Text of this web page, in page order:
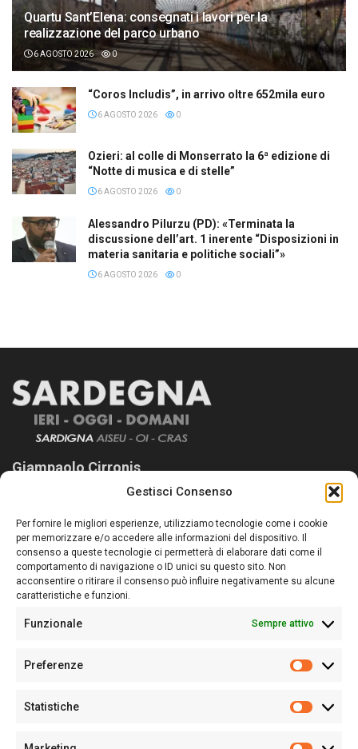
Gestisci Consenso
Per fornire le migliori esperienze, utilizziamo tecnologie come i cookie
per memorizzare e/o accedere alle informazioni del dispositivo. Il
consenso a queste tecnologie ci permetterà di elaborare dati come il
comportamento di navigazione o ID unici su questo sito. Non
acconsentire o ritirare il consenso può influire negativamente su alcune
caratteristiche e funzioni.
Funzionale Sempre attivo
Preferenze
Statistiche
Quartu Sant’Elena: consegnati i lavori per la
realizzazione del parco urbano
6 AGOSTO 2026 0
“Coros Includis”, in arrivo oltre 652mila euro
6 AGOSTO 2026 0
Ozieri: al colle di Monserrato la 6ª edizione di
“Notte di musica e di stelle”
6 AGOSTO 2026 0
Alessandro Pilurzu (PD): «Terminata la
discussione dell’art. 1 inerente “Disposizioni in
materia sanitaria e politiche sociali”»
6 AGOSTO 2026 0
Giampaolo Cirronis
Sardegna Ieri-Oggi-Domani nasce per informare “liberamente” i
lettori su quanto accade in Sardegna, con un occhio rivolto al
nostro passato e, soprattutto, al nostro futuro
Follow Us
Sede:Via Cristoforo Colombo 09013 Carbonia
Partita IVA02270380922